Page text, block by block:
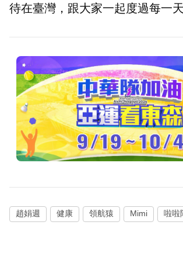
待在臺灣，跟大家一起度過每一天
趙娟週 健康 領航猿 Mimi 啦啦